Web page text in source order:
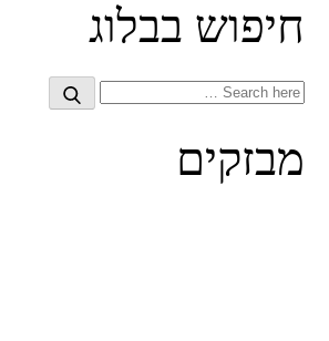
חיפוש בבלוג
Search
Search
מבזקים